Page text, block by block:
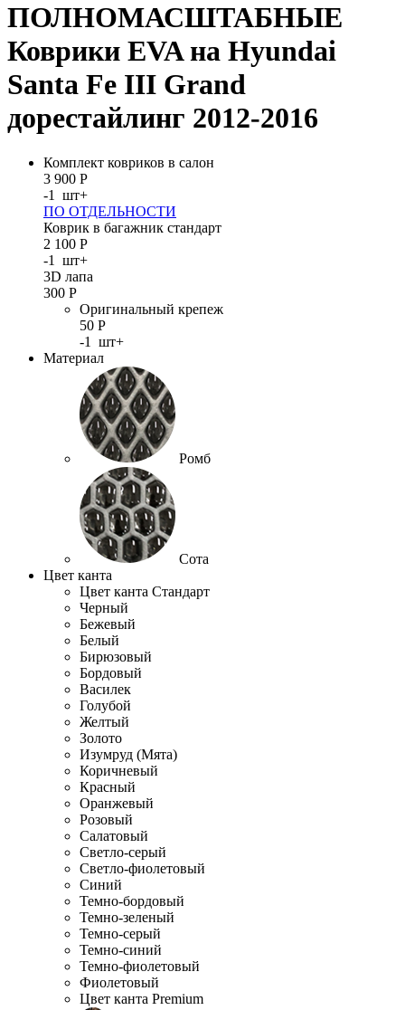
ПОЛНОМАСШТАБНЫЕ
Коврики EVA на Hyundai
Santa Fe III Grand
дорестайлинг 2012-2016
Комплект ковриков в салон
3 900 Р
-1 шт+
ПО ОТДЕЛЬНОСТИ
Коврик в багажник стандарт
2 100 Р
-1 шт+
3D лапа
300 Р
Оригинальный крепеж
50 Р
-1 шт+
Материал
Ромб
Сота
Цвет канта
Цвет канта Стандарт
Черный
Бежевый
Белый
Бирюзовый
Бордовый
Василек
Голубой
Желтый
Золото
Изумруд (Мята)
Коричневый
Красный
Оранжевый
Розовый
Салатовый
Светло-серый
Светло-фиолетовый
Синий
Темно-бордовый
Темно-зеленый
Темно-серый
Темно-синий
Темно-фиолетовый
Фиолетовый
Цвет канта Premium